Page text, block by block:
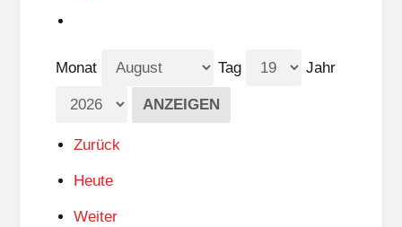
Monat Tag Jahr
Zurück
Heute
Weiter